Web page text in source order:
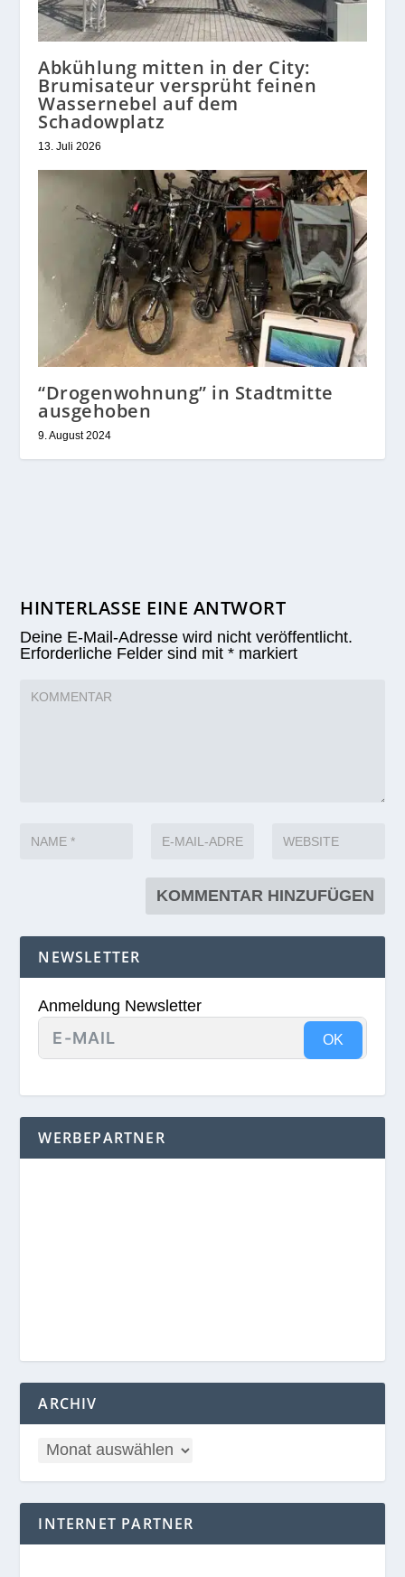
Abkühlung mitten in der City:
Brumisateur versprüht feinen
Wassernebel auf dem
Schadowplatz
13. Juli 2026
“Drogenwohnung” in Stadtmitte
ausgehoben
9. August 2024
HINTERLASSE EINE ANTWORT
Deine E-Mail-Adresse wird nicht veröffentlicht.
Erforderliche Felder sind mit* markiert
NEWSLETTER
Anmeldung Newsletter
OK
WERBEPARTNER
ARCHIV
INTERNET PARTNER